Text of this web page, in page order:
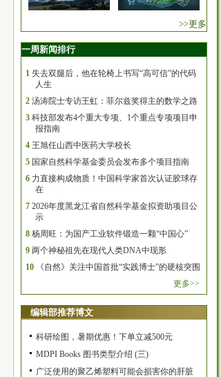
>>更多
一周新闻排行
1 失去双腿后，他在轮椅上书写“高可信”的代码
人生
2 汤涛院士专访王虹：菲尔兹奖得主的数学之路
3 科技部发布4个重大专项、1个重点专项项目申
报指南
4 王旭任山西中医药大学校长
5 国家自然科学基金委员会发布多个项目指南
6 力直接构成物质！中国科学家首次认证胶球存
在
7 2026年度黑龙江省自然科学基金拟资助项目公
示
8 杨周旺：为国产工业软件锻造一颗“中国心”
9 两个神秘祖先在现代人类DNA中现形
10
《自然》关注中国首批“实践博士”的硬核突围
更多>>
编辑部推荐博文
科研绘图，暑期优惠！下单立减500元
MDPI Books 图书类型介绍 (三)
广泛使用的聚乙烯塑料可能会损害你的肝脏